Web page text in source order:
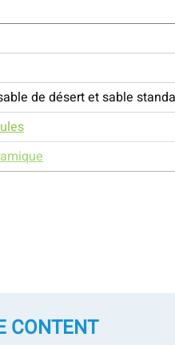
de désert et sable
CONTENT